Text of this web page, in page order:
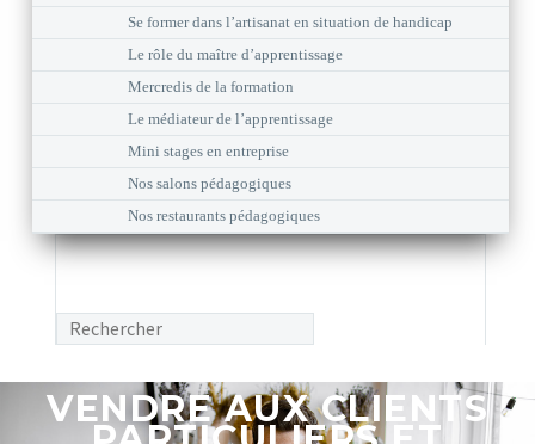
Se former dans l’artisanat en situation de handicap
Le rôle du maître d’apprentissage
Mercredis de la formation
Le médiateur de l’apprentissage
Mini stages en entreprise
Nos salons pédagogiques
Nos restaurants pédagogiques
VENDRE AUX CLIENTS